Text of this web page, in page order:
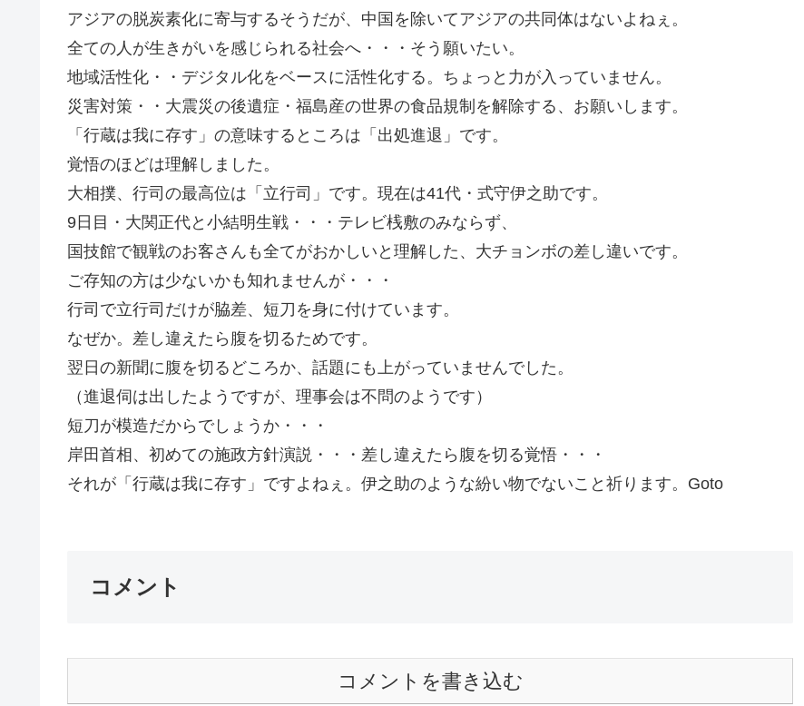
アジアの脱炭素化に寄与するそうだが、中国を除いてアジアの共同体はないよねぇ。
全ての人が生きがいを感じられる社会へ・・・そう願いたい。
地域活性化・・デジタル化をベースに活性化する。ちょっと力が入っていません。
災害対策・・大震災の後遺症・福島産の世界の食品規制を解除する、お願いします。
「行蔵は我に存す」の意味するところは「出処進退」です。
覚悟のほどは理解しました。
大相撲、行司の最高位は「立行司」です。現在は41代・式守伊之助です。
9日目・大関正代と小結明生戦・・・テレビ桟敷のみならず、
国技館で観戦のお客さんも全てがおかしいと理解した、大チョンボの差し違いです。
ご存知の方は少ないかも知れませんが・・・
行司で立行司だけが脇差、短刀を身に付けています。
なぜか。差し違えたら腹を切るためです。
翌日の新聞に腹を切るどころか、話題にも上がっていませんでした。
（進退伺は出したようですが、理事会は不問のようです）
短刀が模造だからでしょうか・・・
岸田首相、初めての施政方針演説・・・差し違えたら腹を切る覚悟・・・
それが「行蔵は我に存す」ですよねぇ。伊之助のような紛い物でないこと祈ります。Goto
コメント
コメントを書き込む